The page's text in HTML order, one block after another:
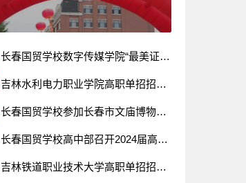
长春国贸学校数字传媒学院“最美证件照”摄影大赛圆满结束！
吉林水利电力职业学院高职单招招生专业
长春国贸学校参加长春市文庙博物馆甲辰年传统文化主题社教活动
长春国贸学校高中部召开2024届高考冲刺备考工作推进会！
吉林铁道职业技术大学高职单招招生专业